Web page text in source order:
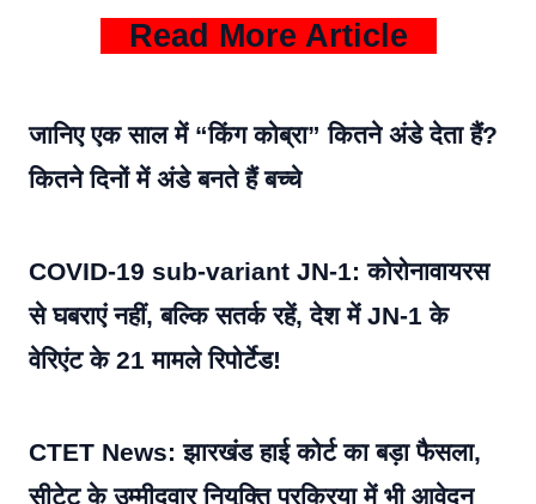
Read More Article
जानिए एक साल में “किंग कोब्रा” कितने अंडे देता हैं?
कितने दिनों में अंडे बनते हैं बच्चे
COVID-19 sub-variant JN-1: कोरोनावायरस
से घबराएं नहीं, बल्कि सतर्क रहें, देश में JN-1 के
वेरिएंट के 21 मामले रिपोर्टेड!
CTET News: झारखंड हाई कोर्ट का बड़ा फैसला,
सीटेट के उम्मीदवार नियुक्ति प्रक्रिया में भी आवेदन